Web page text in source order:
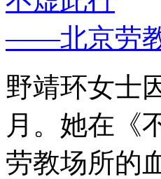
——北京劳
野靖环女士
月。她在《
劳教场所的